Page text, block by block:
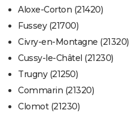
Aloxe-Corton (21420)
Fussey (21700)
Civry-en-Montagne (21320)
Cussy-le-Châtel (21230)
Trugny (21250)
Commarin (21320)
Clomot (21230)